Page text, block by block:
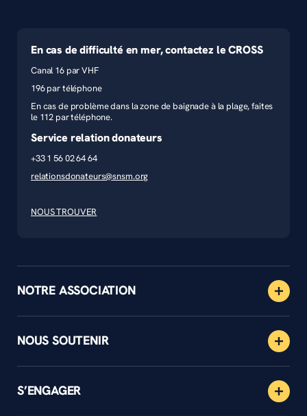
En cas de difficulté en mer, contactez le CROSS
Canal 16 par VHF
196 par téléphone
En cas de problème dans la zone de baignade à la plage, faites
le 112 par téléphone.
Service relation donateurs
+33 1 56 02 64 64
relationsdonateurs@snsm.org
NOUS TROUVER
NOTRE ASSOCIATION
NOUS SOUTENIR
S’ENGAGER